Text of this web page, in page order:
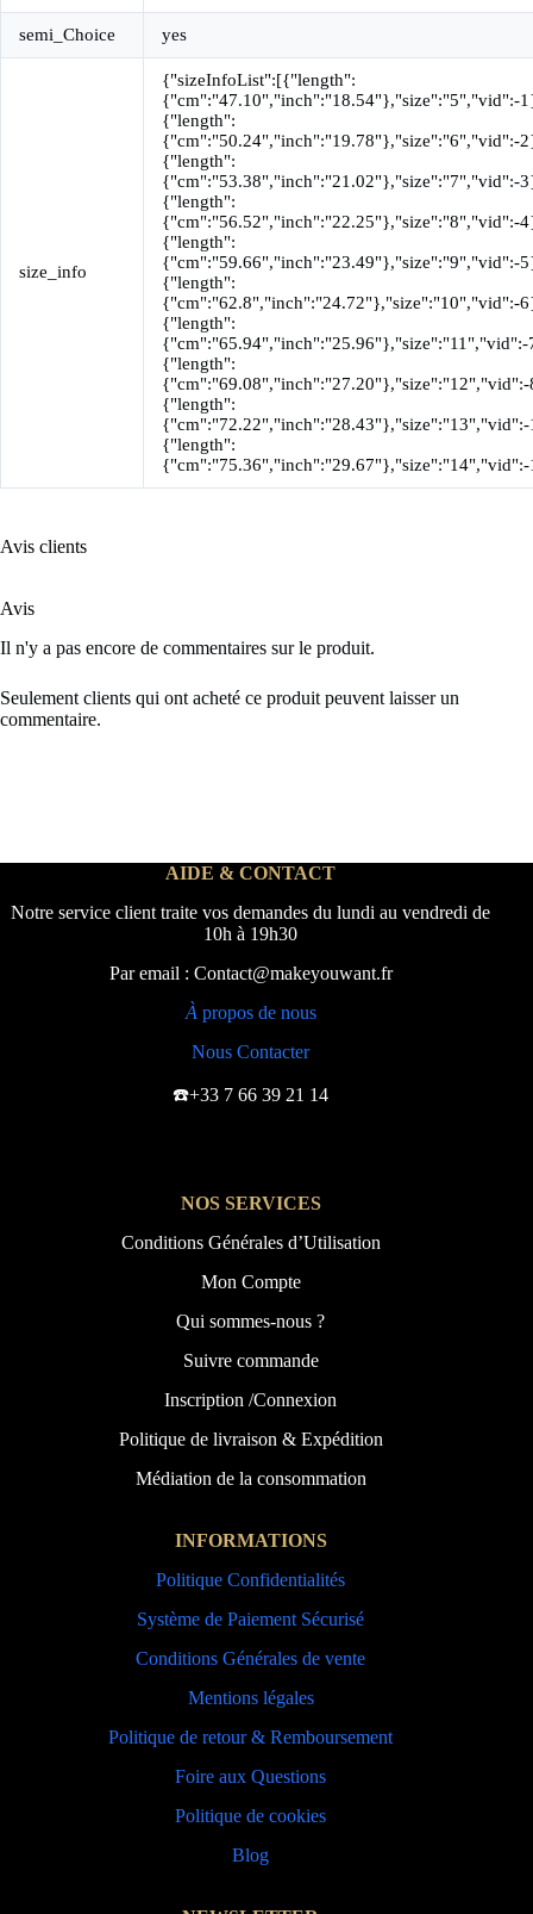
semi_Choice yes
size_info
{"sizeInfoList":[{"length":
{"cm":"47.10","inch":"18.54"},"size":"5","vid":-
{"length":
{"cm":"50.24","inch":"19.78"},"size":"6","vid":-
{"length":
{"cm":"53.38","inch":"21.02"},"size":"7","vid":-
{"length":
{"cm":"56.52","inch":"22.25"},"size":"8","vid":-
{"length":
{"cm":"59.66","inch":"23.49"},"size":"9","vid":-
{"length":
{"cm":"62.8","inch":"24.72"},"size":"10","vid":-
{"length":
{"cm":"65.94","inch":"25.96"},"size":"11","vid":-
{"length":
{"length":
{"cm":"72.22","inch":"28.43"},"size":"13","vid":-
{"length":
Avis clients
Avis
Il n'y a pas encore de commentaires sur le produit.
Seulement clients qui ont acheté ce produit peuvent laisser un
commentaire.
AIDE & CONTACT
Notre service client traite vos demandes du lundi au vendredi de
10h à 19h30
Par email : Contact@makeyouwant.fr
À propos de nous
Nous Contacter
☎️+33 7 66 39 21 14
NOS SERVICES
Conditions Générales d’Utilisation
Mon Compte
Qui sommes-nous ?
Suivre commande
Inscription /Connexion
Politique de livraison & Expédition
Médiation de la consommation
INFORMATIONS
Politique Confidentialités
Système de Paiement Sécurisé
Conditions Générales de vente
Mentions légales
Politique de retour & Remboursement
Foire aux Questions
Politique de cookies
Blog